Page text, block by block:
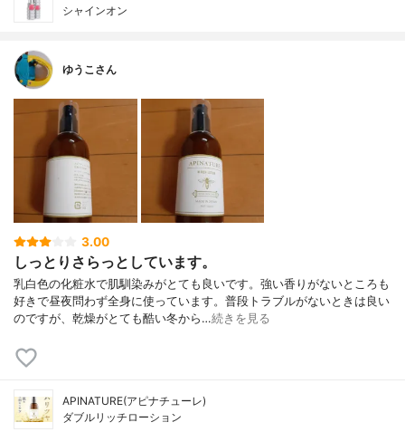
シャインオン
ゆうこさん
3.00
しっとりさらっとしています。
乳白色の化粧水で肌馴染みがとても良いです。強い香りがないところも
好きで昼夜問わず全身に使っています。普段トラブルがないときは良い
のですが、乾燥がとても酷い冬から…続きを見る
APINATURE(アピナチューレ)
ダブルリッチローション